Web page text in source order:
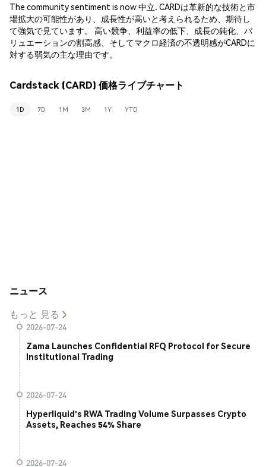
The community sentiment is now 中立. CARDは革新的な技術と市
場拡大の可能性があり、成長性が高いと考えられるため、期待し
て強気で見ています。 高い競争、利益率の低下、成長の鈍化、バ
リュエーションの割高感、そしてマクロ経済の不透明感がCARDに
対する弱気の主な理由です。
Cardstack (CARD) 価格ライブチャート
1D 7D 1M 3M 1Y YTD
ニュース
もっと 見る
2026-07-24
Zama Launches Confidential RFQ Protocol for Secure
Institutional Trading
2026-07-24
Hyperliquid's RWA Trading Volume Surpasses Crypto
Assets, Reaches 54% Share
2026-07-24